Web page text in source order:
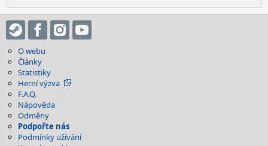
O webu
Články
Statistiky
Herní výzva
F.A.Q.
Nápověda
Odměny
Podpořte nás
Podmínky užívání